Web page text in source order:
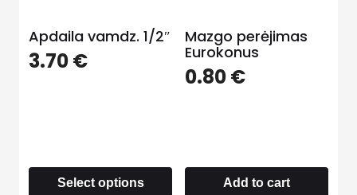
Apdaila vamdz. 1/2″
3.70€
Select options
Mazgo perėjimas
Eurokonus
0.80€
Add to cart